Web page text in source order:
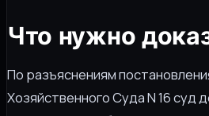
Что нужно
По разъяснениям
Хозяйственного Суда N 16 суд